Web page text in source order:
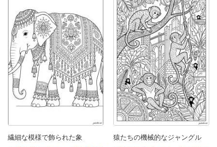
繊細な模様で飾られた象
猿たちの機械的なジャングル